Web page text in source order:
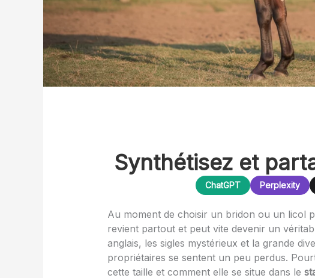
Synthétisez et
ChatGPT Perplexity
Au moment de choisir un bridon ou un licol
revient partout et peut vite devenir un
anglais, les sigles mystérieux et la grande
propriétaires se sentent un peu perdus.
cette taille et comment elle se situe dans le